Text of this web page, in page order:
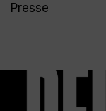
Presse